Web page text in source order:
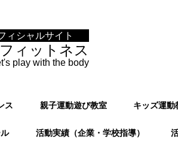
ィシャルサイト
ィットネス
play with the body
ス 親子運動遊び教室 キッズ運動
活動実績（企業・学校指導）